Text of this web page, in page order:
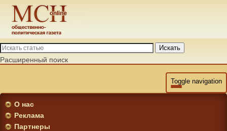
Искать
Расширенный поиск
Toggle navigation
О нас
Реклама
Партнеры